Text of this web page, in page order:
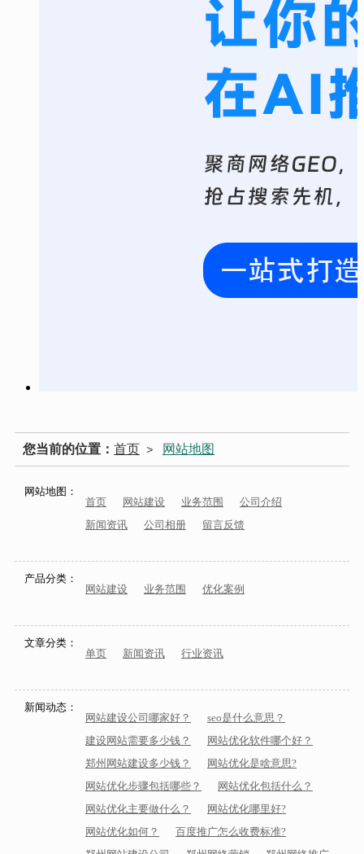
您当前的位置： 首页 > 网站地图
网站地图：
首页
网站建设 业务范围
公司介绍
新闻资讯
公司相册 留言反馈
产品分类：
网站建设
业务范围 优化案例
文章分类：
单页
新闻资讯 行业资讯
新闻动态：
网站建设公司哪家好？
seo是什么意思？
建设网站需要多少钱？
网站优化软件哪个好？
郑州网站建设多少钱？
网站优化是啥意思?
网站优化步骤包括哪些？
网站优化包括什么？
网站优化主要做什么？
网站优化哪里好?
网站优化如何？
百度推广怎么收费标准?